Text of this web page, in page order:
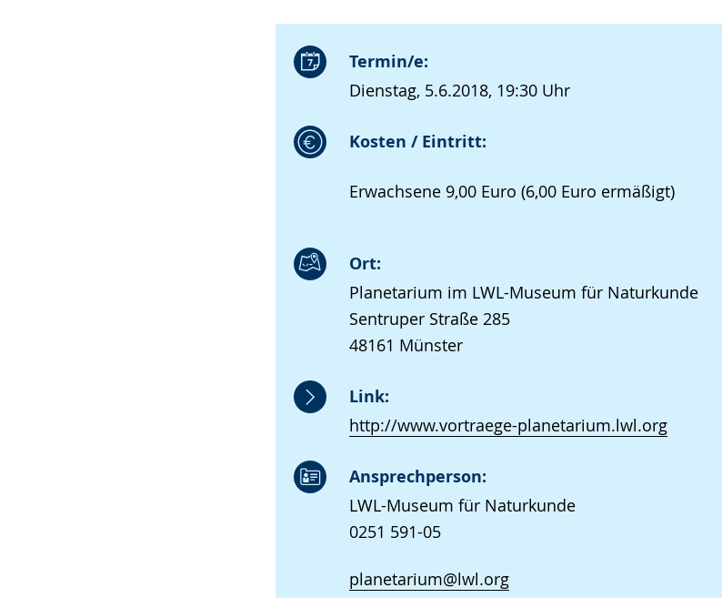
Termin/e:
Dienstag, 5.6.2018, 19:30 Uhr
Kosten / Eintritt:
Erwachsene 9,00 Euro (6,00 Euro ermäßigt)
Ort:
Planetarium im LWL-Museum für Naturkunde
Sentruper Straße 285
48161 Münster
Link:
http://www.vortraege-planetarium.lwl.org
Ansprechperson:
LWL-Museum für Naturkunde
0251 591-05
planetarium@lwl.org